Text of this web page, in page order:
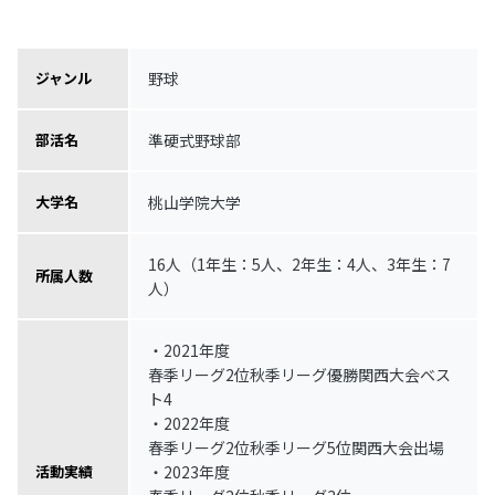
ジャンル 野球
部活名 準硬式野球部
大学名 桃山学院大学
所属人数
16人（1年生：5人、2年生：4人、3年生：7
人）
活動実績
・2021年度
春季リーグ2位秋季リーグ優勝関西大会ベス
ト4
・2022年度
春季リーグ2位秋季リーグ5位関西大会出場
・2023年度